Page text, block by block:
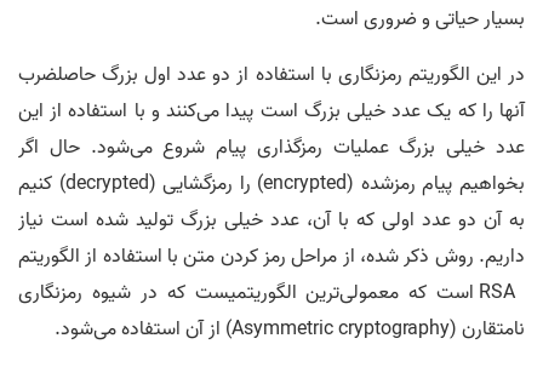
بسیار حیاتی و ضروری است.
در اين الگوریتم‌ رمزنگاری با استفاده از دو عدد اول بزرگ حاصلضرب
آنها را که یک عدد خیلی بزرگ است پیدا می‌کنند و با استفاده از این
عدد خیلی بزرگ عملیات رمزگذاری پیام شروع می‌شود. حال اگر
بخواهیم پیام رمزشده (encrypted) را رمزگشایی (decrypted) کنیم
به آن دو عدد اولی که با آن، عدد خیلی بزرگ تولید شده است نیاز
داریم. روش ذکر شده، از مراحل رمز کردن متن با استفاده از الگوریتم
RSA است که معمولی‌ترین الگوریتمیست که در شیوه رمزنگاری
نامتقارن (Asymmetric cryptography) از آن استفاده می‌شود.